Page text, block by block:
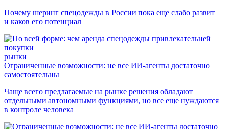
Почему шеринг спецодежды в России пока еще слабо развит
и каков его потенциал
рынки
Ограниченные возможности: не все ИИ-агенты достаточно
самостоятельны
Чаще всего предлагаемые на рынке решения обладают
отдельными автономными функциями, но все еще нуждаются
в контроле человека